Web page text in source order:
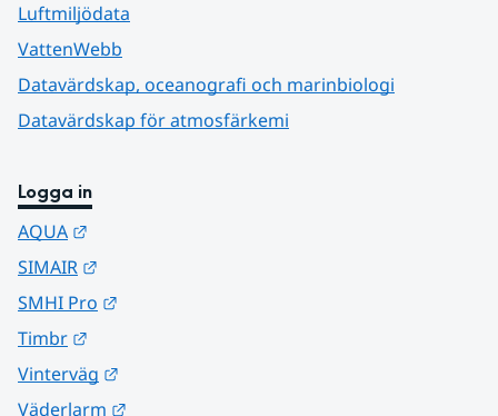
Luftmiljödata
VattenWebb
Datavärdskap, oceanografi och marinbiologi
Datavärdskap för atmosfärkemi
Logga in
AQUA
SIMAIR
SMHI Pro
Timbr
Vinterväg
Väderlarm